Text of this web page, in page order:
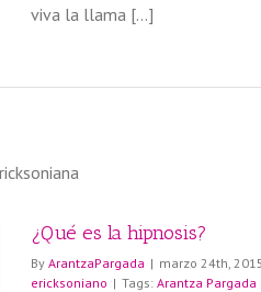
viva la llama […]
¿Qué es la hipnosis?
By ArantzaPargada | marzo 24th, 2015
ericksoniano | Tags: Arantza Pargada